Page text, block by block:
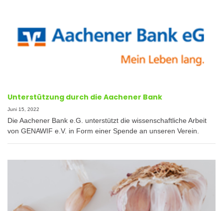
Unterstützung durch die Aachener Bank
Juni 15, 2022
Die Aachener Bank e.G. unterstützt die wissenschaftliche Arbeit
von GENAWIF e.V. in Form einer Spende an unseren Verein.